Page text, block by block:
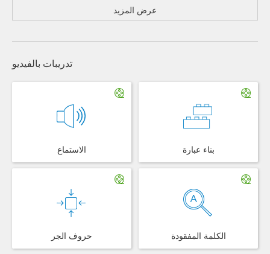
عرض المزيد
تدريبات بالفيديو
الاستماع بناء عبارة
حروف الجر الكلمة المفقودة